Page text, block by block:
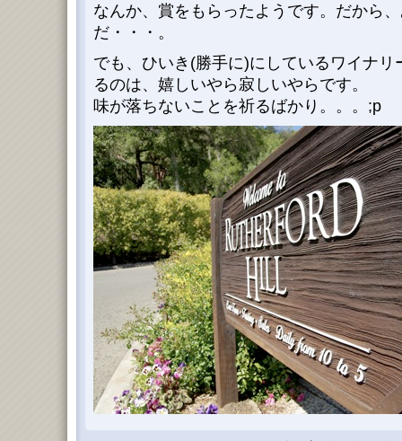
なんか、賞をもらったようです。だから
だ・・・。
でも、ひいき(勝手に)にしているワイナ
るのは、嬉しいやら寂しいやらです。
味が落ちないことを祈るばかり。。。;p